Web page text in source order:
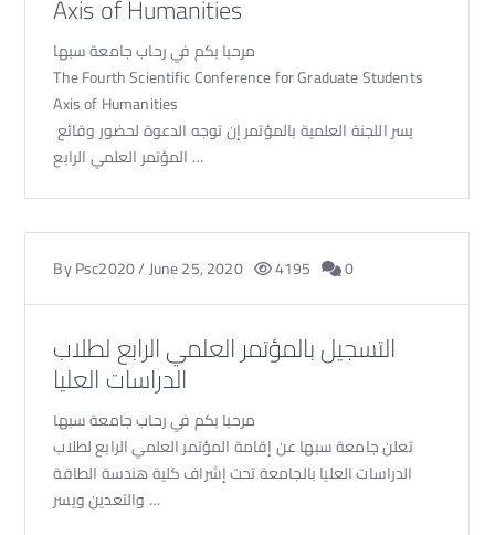
Axis of Humanities
مرحبا بكم في رحاب جامعة سبها
The Fourth Scientific Conference for Graduate Students
Axis of Humanities
المؤتمر العلمي الرابع …
ByPsc2020/June 25, 2020 4195 0
التسجيل بالمؤتمر العلمي الرابع لطلاب
الدراسات العليا
مرحبا بكم في رحاب جامعة سبها
تعلن جامعة سبها عن إقامة المؤتمر العلمي الرابع لطلاب
الدراسات العليا بالجامعة تحت إشراف كلية هندسة الطاقة
والتعدين ويسر …